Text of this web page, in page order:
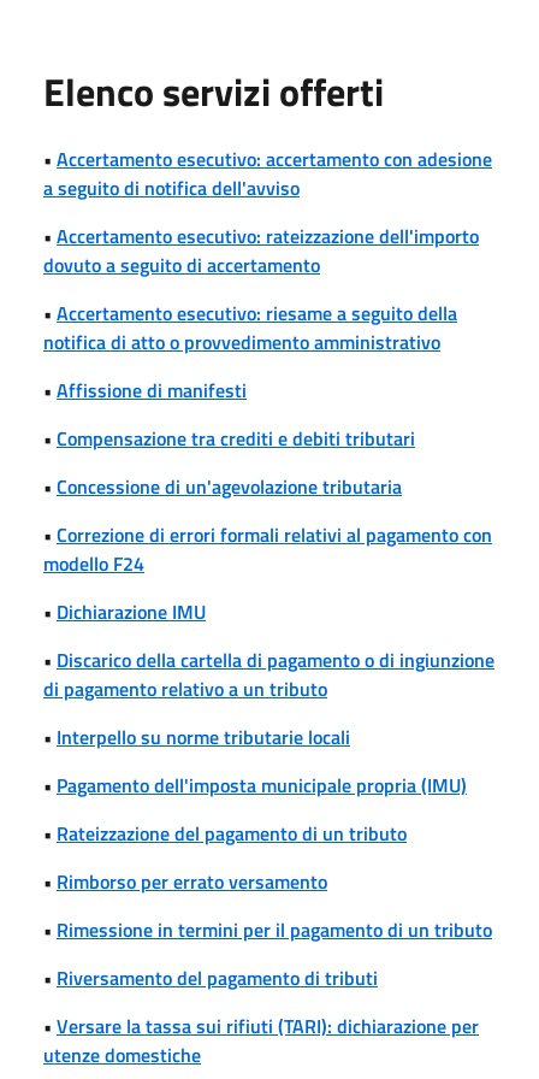
Elenco servizi offerti
• Accertamento esecutivo: accertamento con adesione
a seguito di notifica dell'avviso
• Accertamento esecutivo: rateizzazione dell'importo
dovuto a seguito di accertamento
• Accertamento esecutivo: riesame a seguito della
notifica di atto o provvedimento amministrativo
• Affissione di manifesti
• Compensazione tra crediti e debiti tributari
• Concessione di un'agevolazione tributaria
• Correzione di errori formali relativi al pagamento con
modello F24
• Dichiarazione IMU
• Discarico della cartella di pagamento o di ingiunzione
di pagamento relativo a un tributo
• Interpello su norme tributarie locali
• Pagamento dell'imposta municipale propria (IMU)
• Rateizzazione del pagamento di un tributo
• Rimborso per errato versamento
• Rimessione in termini per il pagamento di un tributo
• Riversamento del pagamento di tributi
• Versare la tassa sui rifiuti (TARI): dichiarazione per
utenze domestiche